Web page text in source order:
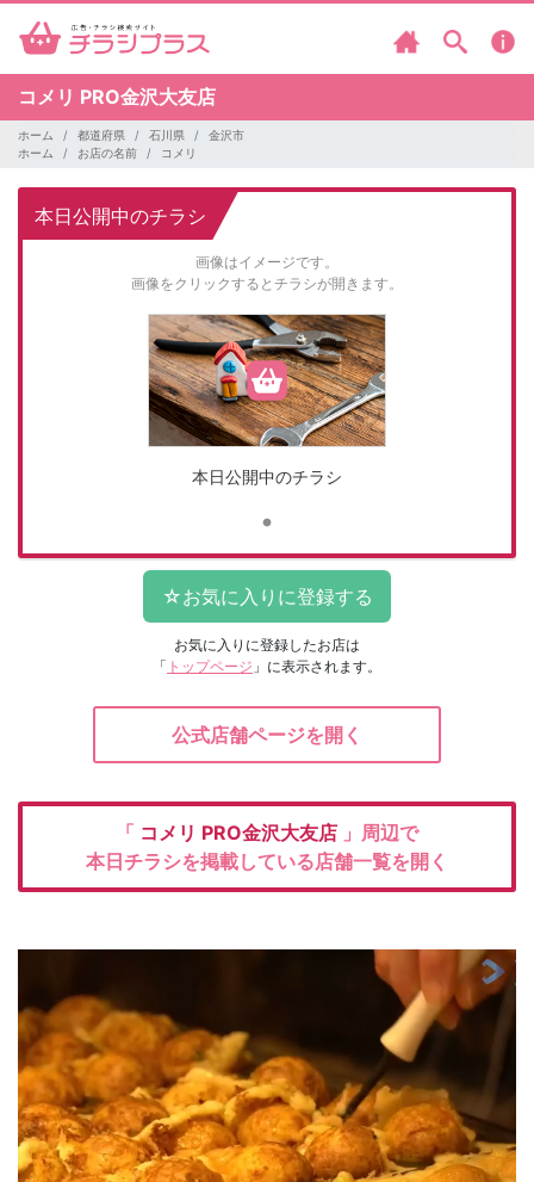
コメリ PRO金沢大友店
ホーム 都道府県 石川県
金沢市
ホーム
お店の名前 コメリ
本日公開中のチラシ
画像はイメージです。
画像をクリックするとチラシが開きます。
本日公開中のチラシ
お気に入りに登録したお店は
「 トップページ 」に表示されます。
公式店舗ページを開く
「 コメリ PRO金沢大友店 」周辺で
本日チラシを掲載している店舗一覧を開く